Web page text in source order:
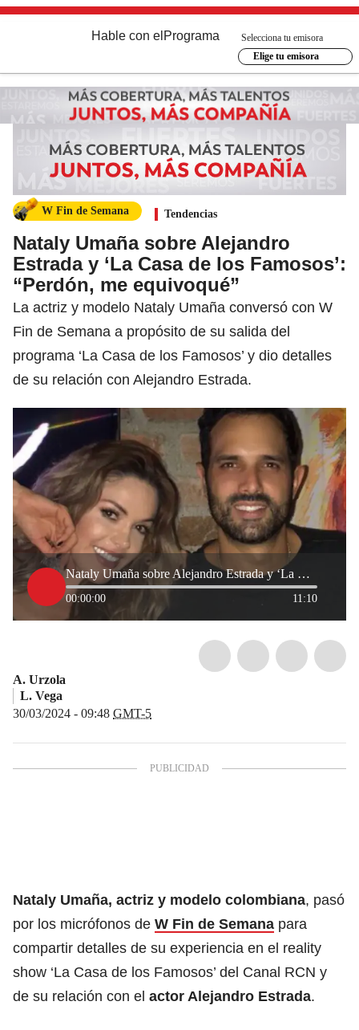
Hable con el Programa
Selecciona tu emisora
Elige tu emisora
W Fin de Semana Tendencias
Nataly Umaña sobre Alejandro
Estrada y ‘La Casa de los Famosos’:
“Perdón, me equivoqué”
La actriz y modelo Nataly Umaña conversó con W
Fin de Semana a propósito de su salida del
programa ‘La Casa de los Famosos’ y dio detalles
de su relación con Alejandro Estrada.
Nataly Umaña sobre Alejandro Estrada y ‘La Casa de los Famosos’: “Perdón, me equivoqué”
00:00:00 11:10
A. Urzola
L. Vega
30/03/2024 - 09:48 GMT-5
Nataly Umaña, actriz y modelo colombiana, pasó
por los micrófonos de W Fin de Semana para
compartir detalles de su experiencia en el reality
show ‘La Casa de los Famosos’ del Canal RCN y
de su relación con el actor Alejandro Estrada.